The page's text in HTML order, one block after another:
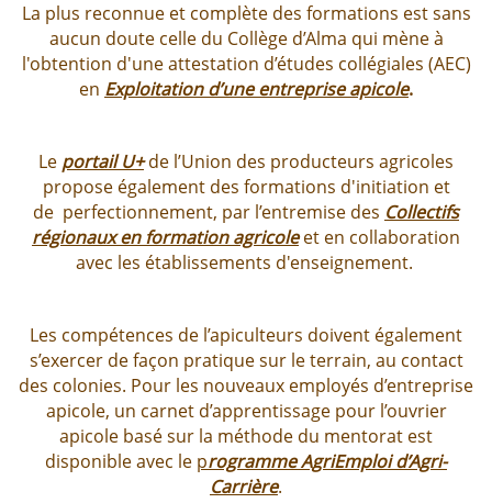
La plus reconnue et complète des formations est sans
aucun doute celle du Collège d’Alma qui mène à
l'obtention d'une attestation d’études collégiales (AEC)
en Exploitation d’une entreprise apicole.
Le portail U+ de l’Union des producteurs agricoles
propose également des formations d'initiation et
de perfectionnement, par l’entremise des Collectifs
régionaux en formation agricole et en collaboration
avec les établissements d'enseignement.
Les compétences de l’apiculteurs doivent également
s’exercer de façon pratique sur le terrain, au contact
des colonies. Pour les nouveaux employés d’entreprise
apicole, un carnet d’apprentissage pour l’ouvrier
apicole basé sur la méthode du mentorat est
disponibleavec le programme AgriEmploi d’Agri-
Carrière.